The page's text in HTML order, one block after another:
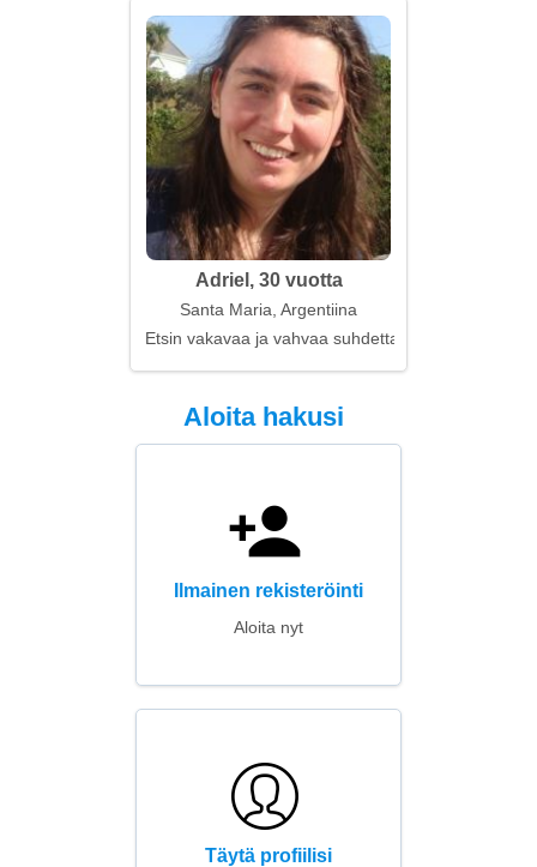
Adriel, 30 vuotta
Santa Maria, Argentiina
Etsin vakavaa ja vahvaa suhdetta
Aloita hakusi
Ilmainen rekisteröinti
Aloita nyt
Täytä profiilisi